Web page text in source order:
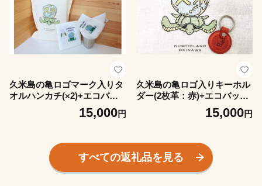
久米島の亀ロゴマーク入りタ
オルハンカチ(×2)+エコバッ
15,000円
久米島の亀ロゴ入りキーホル
ダー(2枚革：赤)+エコバッグ
15,000円
すべての返礼品を見る